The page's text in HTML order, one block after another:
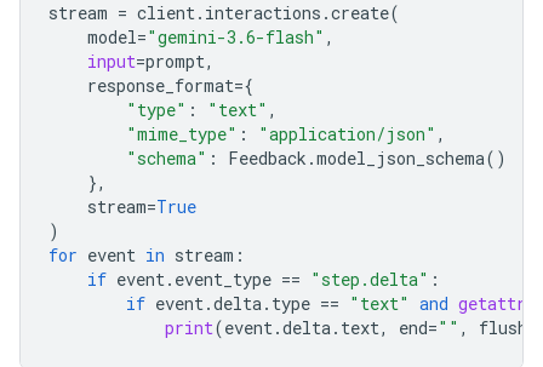
stream = client. interactions .create(
model="gemini-3.6-flash" ,
input=prompt,
response_format={
"type" : "text" ,
"mime_type" : "application/json" ,
"schema" : Feedback .model_json_schema()
},
stream=True
)
for event in stream :
if event. event_type == "step.delta" :
if event.delta. type == "text" and getattr
print(event.delta. text, end="" , flush